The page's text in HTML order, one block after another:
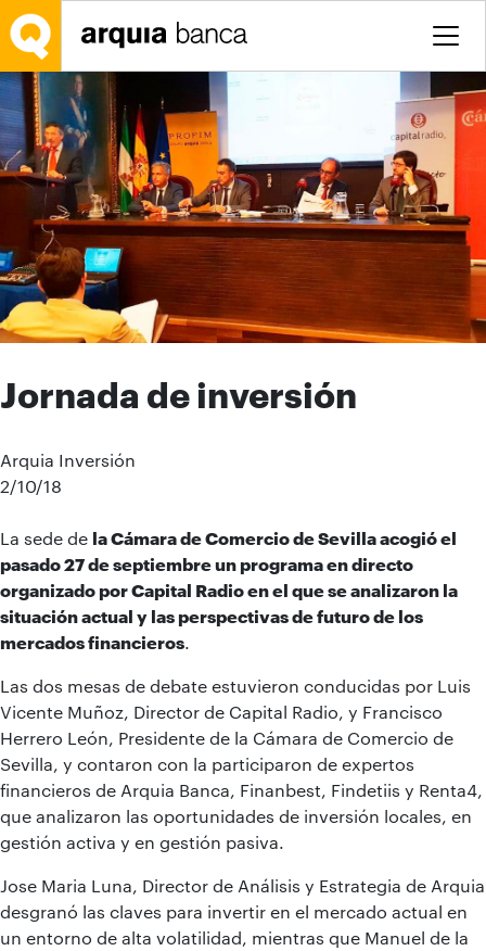
Salta al contingut principal
Jornada de inversión
Arquia Inversión
2/10/18
La sede de la Cámara de Comercio de Sevilla acogió el
pasado 27 de septiembre un programa en directo
organizado por Capital Radio en el que se analizaron la
situación actual y las perspectivas de futuro de los
mercados financieros
Las dos mesas de debate estuvieron conducidas por Luis
Vicente Muñoz, Director de Capital Radio, y Francisco
Herrero León, Presidente de la Cámara de Comercio de
Sevilla, y contaron con la participaron de expertos
financieros de Arquia Banca, Finanbest, Findetiis y Renta4,
que analizaron las oportunidades de inversión locales, en
gestión activa y en gestión pasiva.
Jose Maria Luna, Director de Análisis y Estrategia de Arquia
desgranó las claves para invertir en el mercado actual en
un entorno de alta volatilidad, mientras que Manuel de la